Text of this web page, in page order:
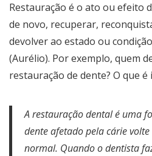
Restauração é o ato ou efeito
de novo, recuperar,
devolver ao estado ou
(Aurélio). Por exemplo, quem
restauração de dente? O que é
A restauração dental é uma
dente afetado pela cárie
normal. Quando o dentista